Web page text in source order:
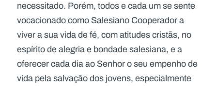
necessitado. Porém, todos e cada um se sente
vocacionado como Salesiano Cooperador a
viver a sua vida de fé, com atitudes cristãs, no
espírito de alegria e bondade salesiana, e a
oferecer cada dia ao Senhor o seu empenho de
vida pela salvação dos jovens, especialmente